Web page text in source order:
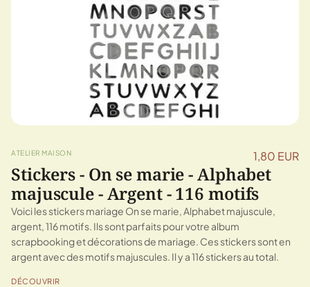
ATELIER MAISON 1,80 EUR
Stickers - On se marie - Alphabet
majuscule - Argent - 116 motifs
Voici les stickers mariage On se marie, Alphabet majuscule,
argent, 116 motifs. Ils sont parfaits pour votre album
scrapbooking et décorations de mariage. Ces stickers sont en
argent avec des motifs majuscules. Il y a 116 stickers au total.
DÉCOUVRIR